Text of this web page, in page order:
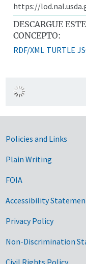
https://
DESCARGUE ESTE
CONCEPTO:
RDF/XML TURTLE
Policies and Links
Plain Writing
FOIA
Accessibility
Privacy Policy
Non-Discrimination
Civil Rights Policy